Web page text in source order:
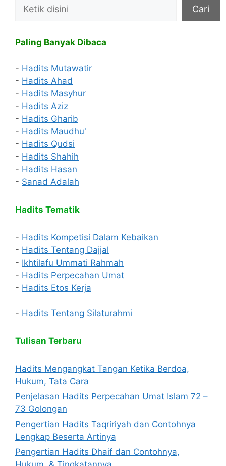
Cari
Paling Banyak Dibaca
- Hadits Mutawatir
- Hadits Ahad
- Hadits Masyhur
- Hadits Aziz
- Hadits Gharib
- Hadits Maudhu'
- Hadits Qudsi
- Hadits Shahih
- Hadits Hasan
- Sanad Adalah
Hadits Tematik
- Hadits Kompetisi Dalam Kebaikan
- Hadits Tentang Dajjal
- Ikhtilafu Ummati Rahmah
- Hadits Perpecahan Umat
- Hadits Etos Kerja
- Hadits Tentang Silaturahmi
Tulisan Terbaru
Hadits Mengangkat Tangan Ketika Berdoa,
Hukum, Tata Cara
Penjelasan Hadits Perpecahan Umat Islam 72 –
73 Golongan
Pengertian Hadits Taqririyah dan Contohnya
Lengkap Beserta Artinya
Pengertian Hadits Dhaif dan Contohnya,